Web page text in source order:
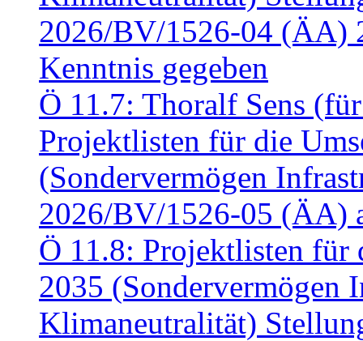
2026/BV/1526-04 (ÄA)
Kenntnis gegeben
Ö 11.7: Thoralf Sens
Projektlisten für die
(Sondervermögen
2026/BV/1526-05 (ÄA)
Ö 11.8: Projektlisten für
2035 (Sondervermögen
Klimaneutralität)